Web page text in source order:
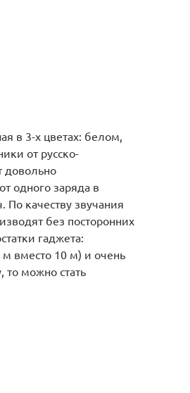
в 3-х цветах: белом,
от русско-
довольно
одного заряда в
качеству звучания
без посторонних
гаджета:
м вместо 10 м) и очень
можно стать